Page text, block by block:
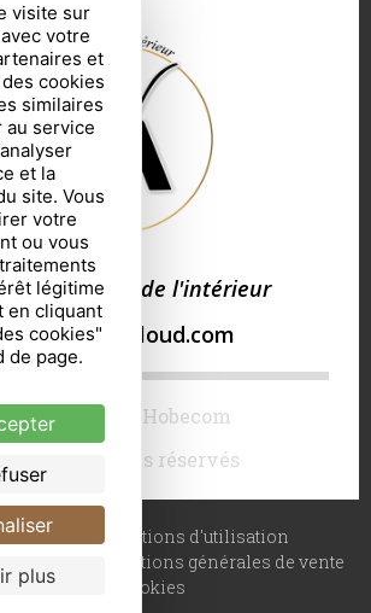
intérieur de l'intérieur
web créé par Hobecom
– Tous droits réservés
Conditions d'utilisation
Conditions générales de vente
Gestion des cookies
visite sur
votre
et
cookies
similaires
au service
et la
site. Vous
votre
ou vous
légitime
en cliquant
cookies"
de page.
plus